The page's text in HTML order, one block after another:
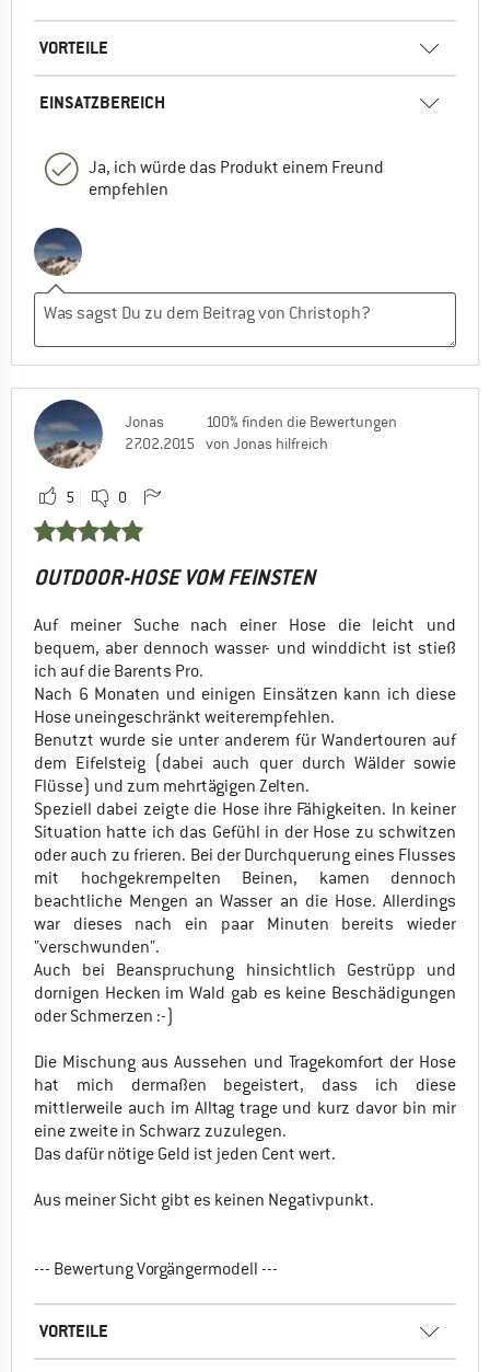
VORTEILE
EINSATZBEREICH
Ja, ich würde das Produkt einem Freund
empfehlen
Jonas
27.02.2015
100% finden die Bewertungen
von Jonas hilfreich
5 0
OUTDOOR-HOSE VOM FEINSTEN
Auf meiner Suche nach einer Hose die leicht und
bequem, aber dennoch wasser- und winddicht ist stieß
ich auf die Barents Pro.
Nach 6 Monaten und einigen Einsätzen kann ich diese
Hose uneingeschränkt weiterempfehlen.
Benutzt wurde sie unter anderem für Wandertouren auf
dem Eifelsteig (dabei auch quer durch Wälder sowie
Flüsse) und zum mehrtägigen Zelten.
Speziell dabei zeigte die Hose ihre Fähigkeiten. In keiner
Situation hatte ich das Gefühl in der Hose zu schwitzen
oder auch zu frieren. Bei der Durchquerung eines Flusses
mit hochgekrempelten Beinen, kamen dennoch
beachtliche Mengen an Wasser an die Hose. Allerdings
war dieses nach ein paar Minuten bereits wieder
"verschwunden".
Auch bei Beanspruchung hinsichtlich Gestrüpp und
dornigen Hecken im Wald gab es keine Beschädigungen
oder Schmerzen :-)
Die Mischung aus Aussehen und Tragekomfort der Hose
hat mich dermaßen begeistert, dass ich diese
mittlerweile auch im Alltag trage und kurz davor bin mir
eine zweite in Schwarz zuzulegen.
Das dafür nötige Geld ist jeden Cent wert.
Aus meiner Sicht gibt es keinen Negativpunkt.
--- Bewertung Vorgängermodell ---
VORTEILE